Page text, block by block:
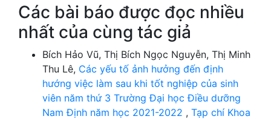
Các bài báo được đọc nhiều
nhất của cùng tác giả
Bích Hảo Vũ, Thị Bích Ngọc Nguyễn, Thị Minh
Thu Lê, Các yếu tố ảnh hưởng đến định
hướng việc làm sau khi tốt nghiệp của sinh
viên năm thứ 3 Trường Đại học Điều dưỡng
Nam Định năm học 2021-2022 , Tạp chí Khoa